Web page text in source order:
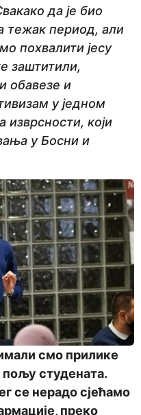
да је био
тежак период, али
похвалити јесу
заштитили,
обавезе и
у једном
изврсности, који
у Босни и
смо прилике
пољу студената.
се нерадо сјећамо
преко